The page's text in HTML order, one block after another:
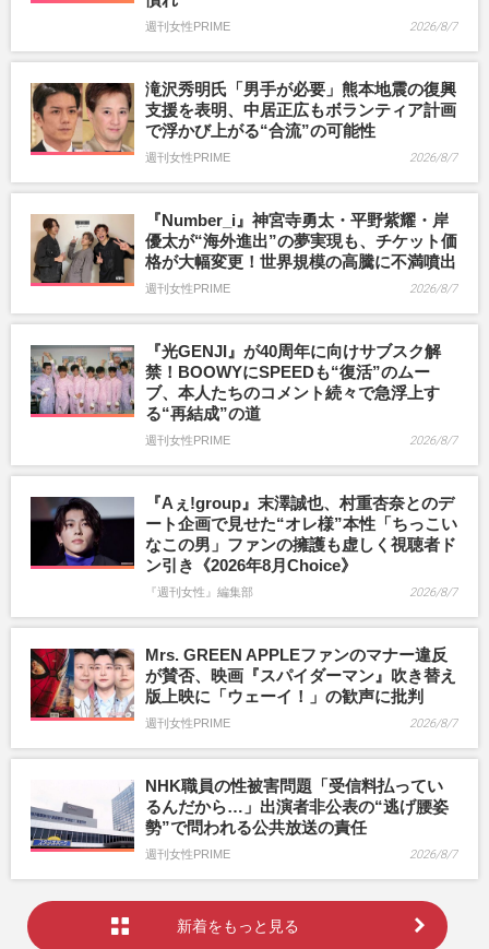
週刊女性PRIME 2026/8/7
滝沢秀明氏「男手が必要」熊本地震の復興
支援を表明、中居正広もボランティア計画
で浮かび上がる“合流”の可能性
週刊女性PRIME 2026/8/7
『Number_i』神宮寺勇太・平野紫耀・岸
優太が“海外進出”の夢実現も、チケット価
格が大幅変更！世界規模の高騰に不満噴出
週刊女性PRIME 2026/8/7
『光GENJI』が40周年に向けサブスク解
禁！BOOWYにSPEEDも“復活”のムー
ブ、本人たちのコメント続々で急浮上す
る“再結成”の道
週刊女性PRIME 2026/8/7
『Aぇ!group』末澤誠也、村重杏奈とのデ
ート企画で見せた“オレ様”本性「ちっこい
なこの男」ファンの擁護も虚しく視聴者ド
ン引き《2026年8月Choice》
『週刊女性』編集部 2026/8/7
Mrs. GREEN APPLEファンのマナー違反
が賛否、映画『スパイダーマン』吹き替え
版上映に「ウェーイ！」の歓声に批判
週刊女性PRIME 2026/8/7
NHK職員の性被害問題「受信料払ってい
るんだから…」出演者非公表の“逃げ腰姿
勢”で問われる公共放送の責任
週刊女性PRIME 2026/8/7
新着をもっと見る